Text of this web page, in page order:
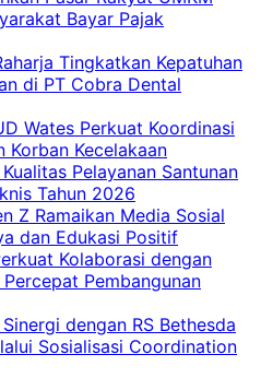
Bayar Pajak
Tingkatkan Kepatuhan
di PT Cobra Dental
Wates Perkuat Koordinasi
Korban Kecelakaan
Pelayanan Santunan
Tahun 2026
Z Ramaikan Media Sosial
dan Edukasi Positif
Kolaborasi dengan
Pembangunan
dengan RS Bethesda
Sosialisasi Coordination